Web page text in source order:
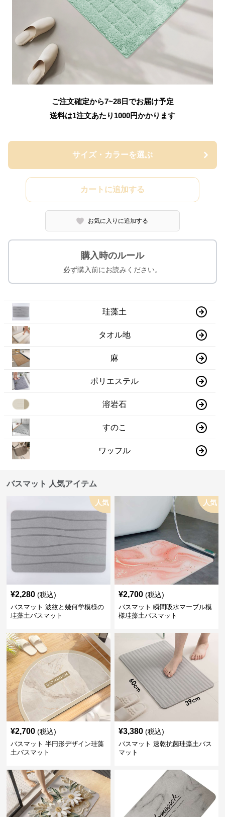
ご注文確定から7~28日でお届け予定
送料は1注文あたり 1000円かかります
サイズ・カラーを選ぶ
カートに追加する
お気に入りに追加する
購入時のルール
必ず購入前にお読みください。
珪藻土
タオル地
麻
ポリエステル
溶岩石
すのこ
ワッフル
バスマット 人気アイテム
人気
¥2,280 (税込)
バスマット 波紋と幾何学模様の
珪藻土バスマット
人気
¥2,700 (税込)
バスマット 瞬間吸水マーブル模
様珪藻土バスマット
¥2,700 (税込)
バスマット 半円形デザイン珪藻
土バスマット
¥3,380 (税込)
バスマット 速乾抗菌珪藻土バス
マット